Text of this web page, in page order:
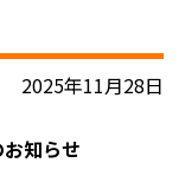
2025年11月28日
知らせ